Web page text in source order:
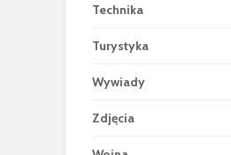
Technika
Turystyka
Wywiady
Zdjęcia